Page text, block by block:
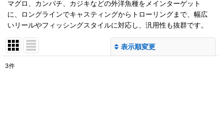
マグロ、カンパチ、カジキなどの外洋魚種をメインターゲット
に、ロングラインでキャスティングからトローリングまで、幅広
いリールやフィッシングスタイルに対応し、汎用性も抜群です。
表示順変更
3件